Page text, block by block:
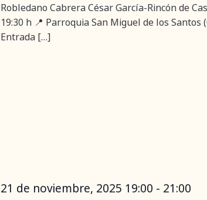
Robledano Cabrera César García-Rincón de
19:30 h 📍 Parroquia San Miguel de los Santos
Entrada […]
21 de noviembre, 2025 19:00 - 21:00